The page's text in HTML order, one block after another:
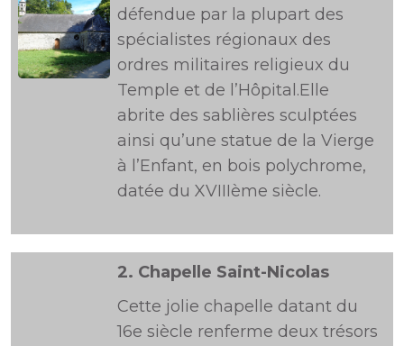
défendue par la plupart des
spécialistes régionaux des
ordres militaires religieux du
Temple et de l’Hôpital.Elle
abrite des sablières sculptées
ainsi qu’une statue de la Vierge
à l’Enfant, en bois polychrome,
datée du XVIIIème siècle.
2. Chapelle Saint-Nicolas
Cette jolie chapelle datant du
16e siècle renferme deux trésors